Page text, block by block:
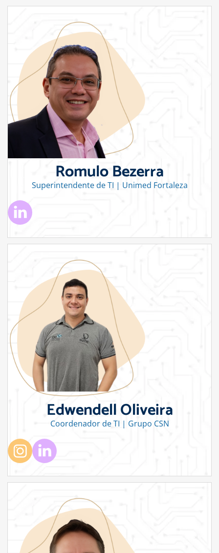
Romulo Bezerra
Superintendente de TI | Unimed Fortaleza
Edwendell Oliveira
Coordenador de TI | Grupo CSN